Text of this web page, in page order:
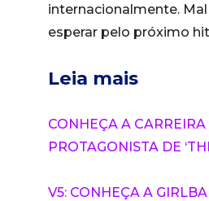
internacionalmente.
esperar pelo próximo
Leia mais
CONHEÇA A
PROTAGONISTA DE
V5: CONHEÇA A